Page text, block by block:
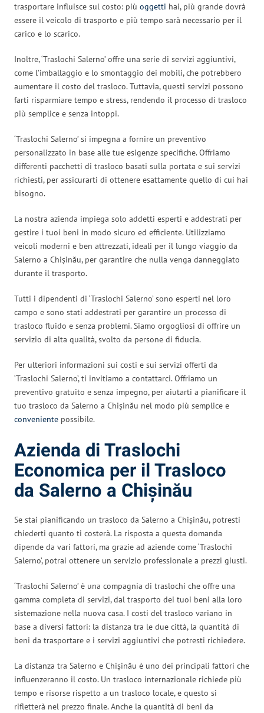
trasportare influisce sul costo: più oggetti hai, più grande dovrà
essere il veicolo di trasporto e più tempo sarà necessario per il
carico e lo scarico.
Inoltre, ‘Traslochi Salerno’ offre una serie di servizi aggiuntivi,
come l’imballaggio e lo smontaggio dei mobili, che potrebbero
aumentare il costo del trasloco. Tuttavia, questi servizi possono
farti risparmiare tempo e stress, rendendo il processo di trasloco
più semplice e senza intoppi.
‘Traslochi Salerno’ si impegna a fornire un preventivo
personalizzato in base alle tue esigenze specifiche. Offriamo
differenti pacchetti di trasloco basati sulla portata e sui servizi
richiesti, per assicurarti di ottenere esattamente quello di cui hai
bisogno.
La nostra azienda impiega solo addetti esperti e addestrati per
gestire i tuoi beni in modo sicuro ed efficiente. Utilizziamo
veicoli moderni e ben attrezzati, ideali per il lungo viaggio da
Salerno a Chișinău, per garantire che nulla venga danneggiato
durante il trasporto.
Tutti i dipendenti di ‘Traslochi Salerno’ sono esperti nel loro
campo e sono stati addestrati per garantire un processo di
trasloco fluido e senza problemi. Siamo orgogliosi di offrire un
servizio di alta qualità, svolto da persone di fiducia.
Per ulteriori informazioni sui costi e sui servizi offerti da
‘Traslochi Salerno’, ti invitiamo a contattarci. Offriamo un
preventivo gratuito e senza impegno, per aiutarti a pianificare il
tuo trasloco da Salerno a Chișinău nel modo più semplice e
conveniente possibile.
Azienda di Traslochi
Economica per il Trasloco
da Salerno a Chișinău
Se stai pianificando un trasloco da Salerno a Chișinău, potresti
chiederti quanto ti costerà. La risposta a questa domanda
dipende da vari fattori, ma grazie ad aziende come ‘Traslochi
Salerno’, potrai ottenere un servizio professionale a prezzi giusti.
‘Traslochi Salerno’ è una compagnia di traslochi che offre una
gamma completa di servizi, dal trasporto dei tuoi beni alla loro
sistemazione nella nuova casa. I costi del trasloco variano in
base a diversi fattori: la distanza tra le due città, la quantità di
beni da trasportare e i servizi aggiuntivi che potresti richiedere.
La distanza tra Salerno e Chișinău è uno dei principali fattori che
influenzeranno il costo. Un trasloco internazionale richiede più
tempo e risorse rispetto a un trasloco locale, e questo si
rifletterà nel prezzo finale. Anche la quantità di beni da